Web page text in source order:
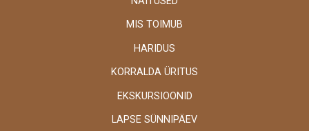
MIS TOIMUB
HARIDUS
KORRALDA ÜRITUS
EKSKURSIOONID
LAPSE SÜNNIPÄEV